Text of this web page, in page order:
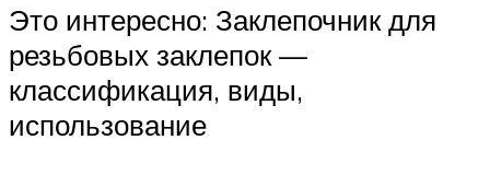
Это интересно: Заклепочник для
резьбовых заклепок —
классификация, виды,
использование